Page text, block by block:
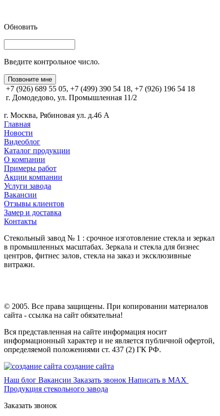
Обновить
Введите контрольное число.
Позвоните мне
+7 (926) 689 55 05, +7 (499) 390 54 18, +7 (926) 196 54 18
г. Домодедово, ул. Промышленная 11/2
г. Москва, Рябиновая ул. д.46 А
Главная
Новости
Видеоблог
Каталог продукции
О компании
Примеры работ
Акции компании
Услуги завода
Вакансии
Отзывы клиентов
Замер и доставка
Контакты
Стекольный завод № 1 : срочное изготовление стекла и зеркал
в промышленных масштабах. Зеркала и стекла для бизнес
центров, фитнес залов, стекла на заказ и эксклюзивные
витражи.
© 2005. Все права защищены. При копировании материалов
сайта - ссылка на сайт обязательна!
Вся представленная на сайте информация носит
информационный характер и не является публичной офертой,
определяемой положениями ст. 437 (2) ГК РФ.
создание сайта
Наш блог Вакансии Заказать звонок Написать в MAX
Продукция стекольного завода
Заказать звонок